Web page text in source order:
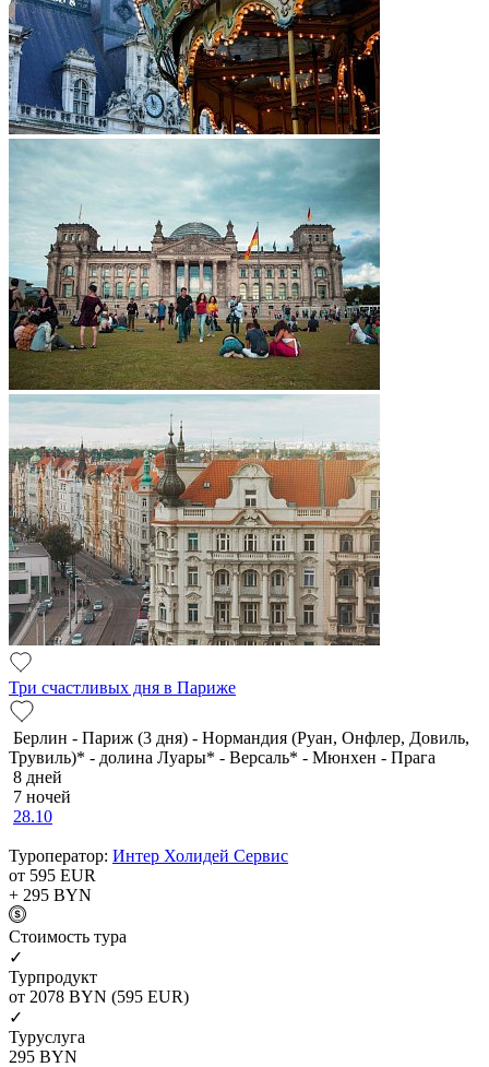
Три счастливых дня в Париже
Берлин - Париж (3 дня) - Нормандия (Руан, Онфлер, Довиль,
Трувиль)* - долина Луары* - Версаль* - Мюнхен - Прага
8 дней
7 ночей
28.10
Туроператор: Интер Холидей Сервис
от 595 EUR
+ 295 BYN
Cтоимость тура
✓
Турпродукт
от 2078 BYN (595 EUR)
✓
Туруслуга
295 BYN